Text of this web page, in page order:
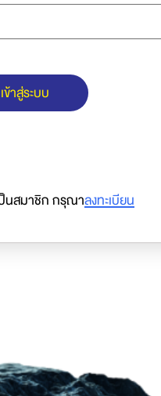
เข้าสู่ระบบ
นสมาชิก กรุณาลงทะเบียน